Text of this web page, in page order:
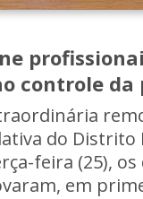
controle da
do Distrito
feira (25),
em